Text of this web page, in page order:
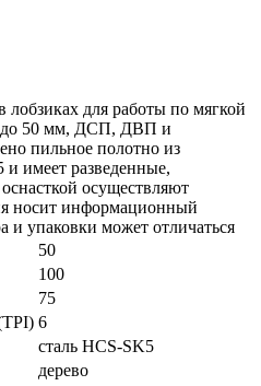
для работы по мягкой
до 50 мм, ДСП, ДВП и
пильное полотно из
и имеет разведенные,
осуществляют
носит информационный
и упаковки может отличаться
50
100
75
6
сталь HCS-SK5
дерево